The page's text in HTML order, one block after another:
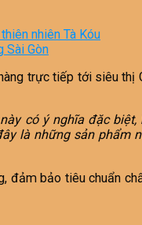
nhiên Tà Kóu
Sài Gòn
trực tiếp tới siêu thị
này có ý nghĩa đặc
là những sản phẩm
đảm bảo tiêu chuẩn